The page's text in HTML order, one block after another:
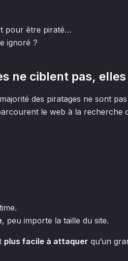
pour être piraté…
ignoré ?
ne ciblent pas,
des piratages ne sont
le web à la recherche
, peu importe la taille du site.
plus facile à attaquer qu’un